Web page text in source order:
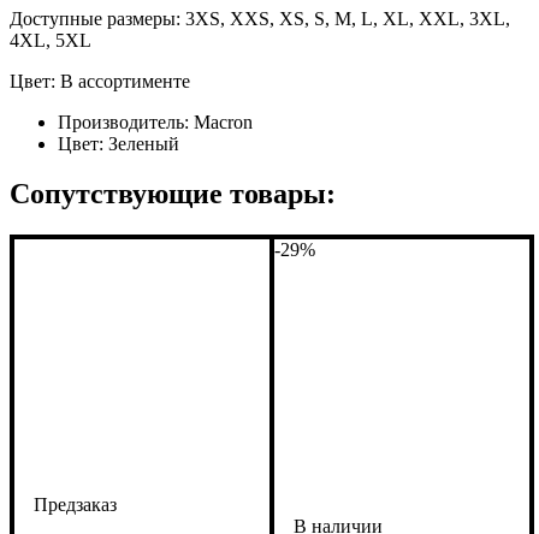
Доступные размеры: 3XS, XXS, XS, S, M, L, XL, XXL, 3XL,
4XL, 5XL
Цвет: В ассортименте
Производитель: Macron
Цвет: Зеленый
Сопутствующие товары:
-29%